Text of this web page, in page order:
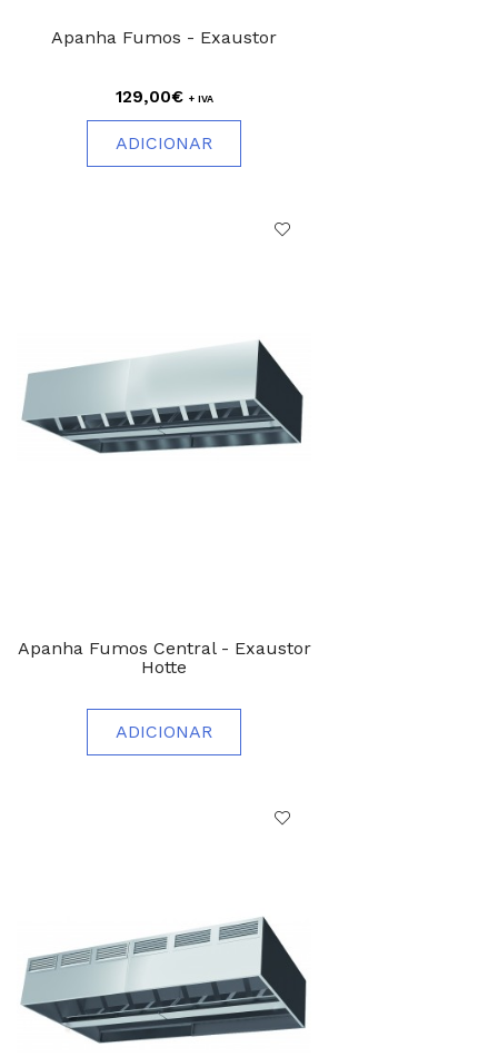
Apanha Fumos - Exaustor
129,00€ + IVA
ADICIONAR
Apanha Fumos Central - Exaustor
Hotte
ADICIONAR